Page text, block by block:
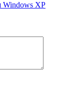
Windows XP